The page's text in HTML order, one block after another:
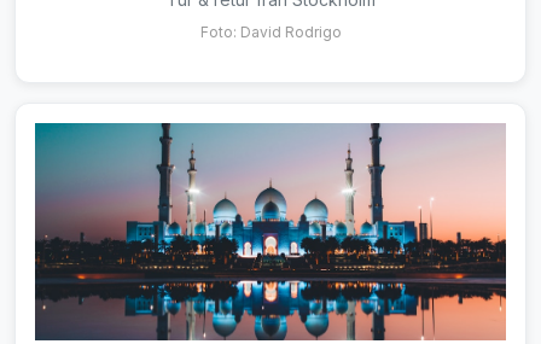
Foto: David Rodrigo